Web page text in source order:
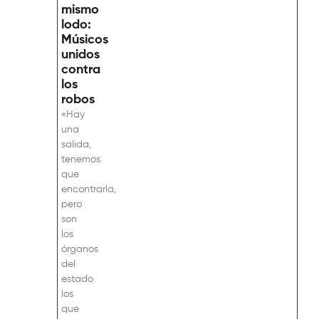
mismo
lodo:
Músicos
unidos
contra
los
robos
«Hay
una
salida,
tenemos
que
encontrarla,
pero
son
los
órganos
del
estado
los
que